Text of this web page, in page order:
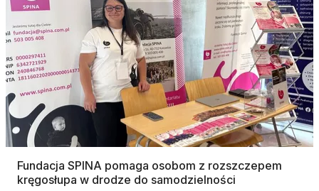
Fundacja SPINA pomaga osobom z rozszczepem
kręgosłupa w drodze do samodzielności